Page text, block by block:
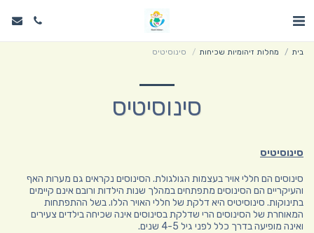
בית מחלות זיהומיות שכיחות סינוסיטיס
סינוסיטיס
סינוסיטיס
סינוסים הם חללי אויר בעצמות הגולגולת. הסינוסים נקראים גם מערות האף
והעיקריים הם הסינוסים מתפתחים במהלך שנות הילדות ורובם אינם קיימים
בתינוקות. סינוסיטיס היא דלקת של חללי האויר הללו. בשל ההתפתחות
המאוחרת של הסינוסים הרי שדלקת בסינוסים אינה שכיחה בילדים צעירים
ואינה מופיעה בדרך כלל לפני גיל 4-5 שנים.